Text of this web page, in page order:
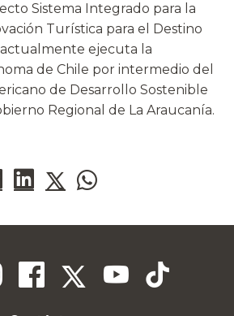
Sistema Integrado para la
Turística para el Destino
ejecuta la
de Chile por intermedio del
de Desarrollo Sostenible
Regional de La Araucanía.